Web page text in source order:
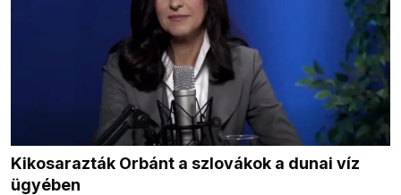
Kikosarazták Orbánt a szlovákok a dunai víz
ügyében